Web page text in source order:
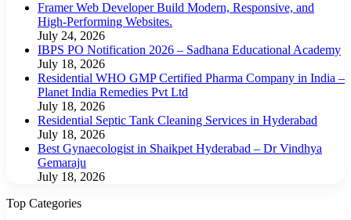
Framer Web Developer Build Modern, Responsive, and
High-Performing Websites.
July 24, 2026
IBPS PO Notification 2026 – Sadhana Educational Academy
July 18, 2026
Residential WHO GMP Certified Pharma Company in India –
Planet India Remedies Pvt Ltd
July 18, 2026
Residential Septic Tank Cleaning Services in Hyderabad
July 18, 2026
Best Gynaecologist in Shaikpet Hyderabad – Dr Vindhya
Gemaraju
July 18, 2026
Top Categories